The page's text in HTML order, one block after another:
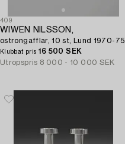
409
WIWEN NILSSON,
ostrongafflar, 10 st, Lund 1970-75.
Klubbat pris 16 500 SEK
Utropspris 8 000 - 10 000 SEK